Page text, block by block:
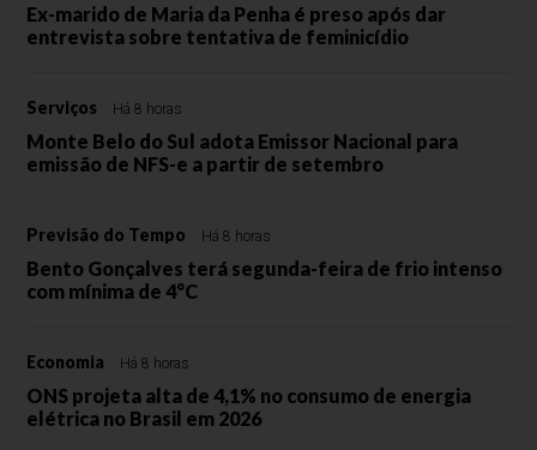
Ex-marido de Maria da Penha é preso após dar
entrevista sobre tentativa de feminicídio
Serviços Há 8 horas
Monte Belo do Sul adota Emissor Nacional para
emissão de NFS-e a partir de setembro
Previsão do Tempo Há 8 horas
Bento Gonçalves terá segunda-feira de frio intenso
com mínima de 4°C
Economia Há 8 horas
ONS projeta alta de 4,1% no consumo de energia
elétrica no Brasil em 2026